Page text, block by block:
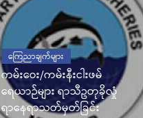
ကြေညာချက်များ
ကမ်းဝေး/ကမ်းနီးငါးဖမ်
ရေယာဉ်များ ရာသီဥတုခိုလှုံ
ရာနေရာသတ်မှတ်ခြင်း